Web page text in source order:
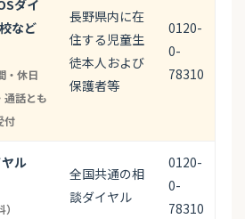
ダイ
など
・休日
通話とも
付
長野県内に在
住する児童生
徒本人および
保護者等
0120-
0-
78310
ル
全国共通の相
談ダイヤル
0120-
0-
78310